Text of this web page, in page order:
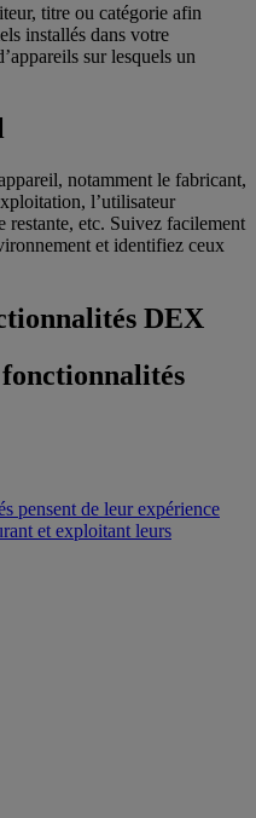
titre ou catégorie afin
installés dans votre
sur lesquels un
notamment le fabricant,
l’utilisateur
etc. Suivez facilement
et identifiez ceux
DEX
pensent de leur expérience
et exploitant leurs